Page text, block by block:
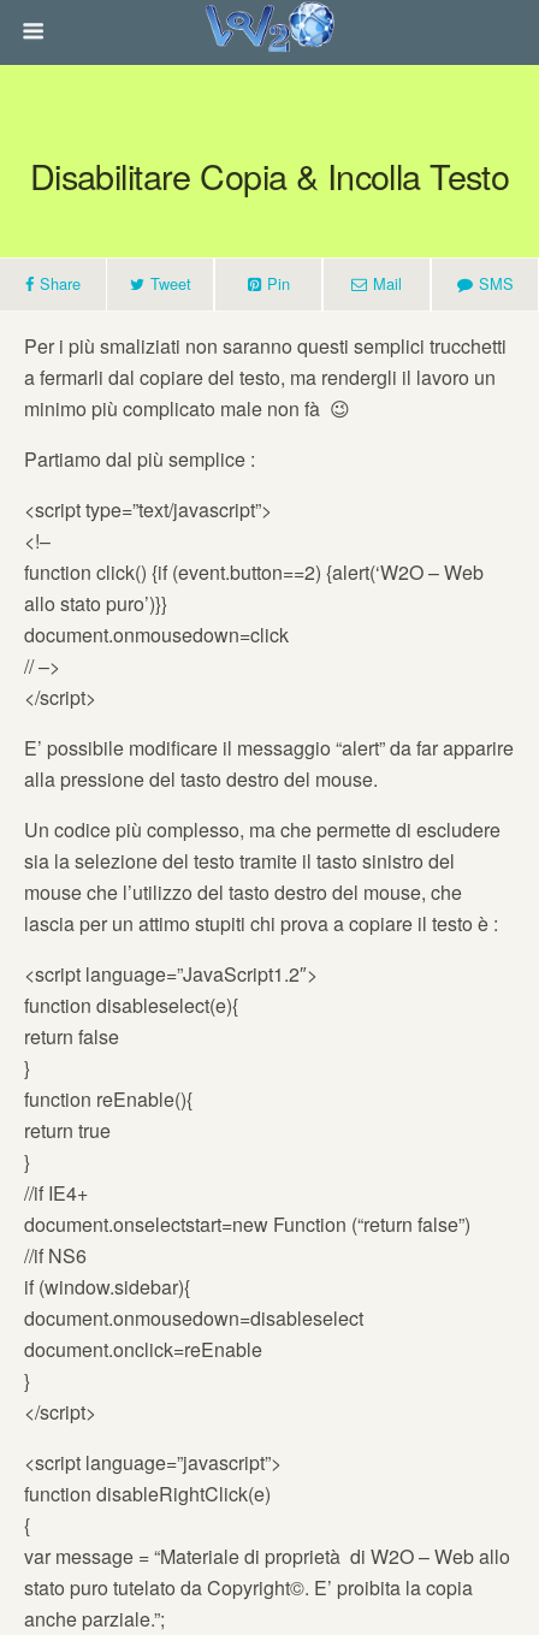
Disabilitare Copia & Incolla Testo
Share Tweet Pin Mail SMS
Per i più smaliziati non saranno questi semplici trucchetti
a fermarli dal copiare del testo, ma rendergli il lavoro un
minimo più complicato male non fà 😉
Partiamo dal più semplice :
<script type=”text/javascript”>
<!–
function click() {if (event.button==2) {alert(‘W2O – Web
allo stato puro’)}}
document.onmousedown=click
// –>
</script>
E’ possibile modificare il messaggio “alert” da far apparire
alla pressione del tasto destro del mouse.
Un codice più complesso, ma che permette di escludere
sia la selezione del testo tramite il tasto sinistro del
mouse che l’utilizzo del tasto destro del mouse, che
lascia per un attimo stupiti chi prova a copiare il testo è :
<script language=”JavaScript1.2″>
function disableselect(e){
return false
}
function reEnable(){
return true
}
//if IE4+
document.onselectstart=new Function (“return false”)
//if NS6
if (window.sidebar){
document.onmousedown=disableselect
document.onclick=reEnable
}
</script>
<script language=”javascript”>
function disableRightClick(e)
{
var message = “Materiale di proprietà di W2O – Web allo
stato puro tutelato da Copyright©. E’ proibita la copia
anche parziale.”;